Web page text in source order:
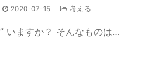
2020-07-15 考える
いますか？ そんなものは…